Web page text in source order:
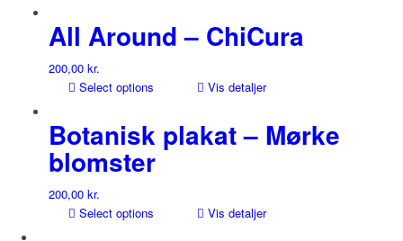
All Around – ChiCura
200,00 kr.
Select options
Vis detaljer
Botanisk plakat – Mørke
blomster
200,00 kr.
Select options
Vis detaljer